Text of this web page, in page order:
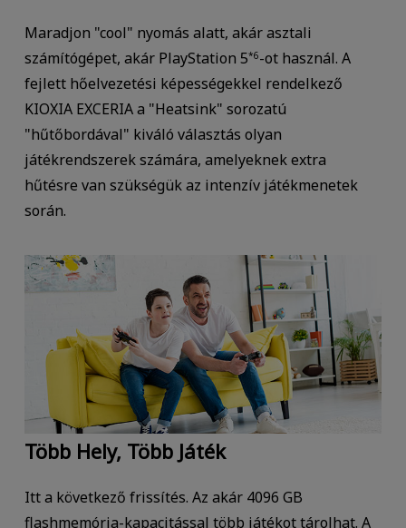
Maradjon "cool" nyomás alatt, akár asztali
számítógépet, akár PlayStation 5*6-ot használ. A
fejlett hőelvezetési képességekkel rendelkező
KIOXIA EXCERIA a "Heatsink" sorozatú
"hűtőbordával" kiváló választás olyan
játékrendszerek számára, amelyeknek extra
hűtésre van szükségük az intenzív játékmenetek
során.
Több Hely, Több Játék
Itt a következő frissítés. Az akár 4096 GB
flashmemória-kapacitással több játékot tárolhat. A